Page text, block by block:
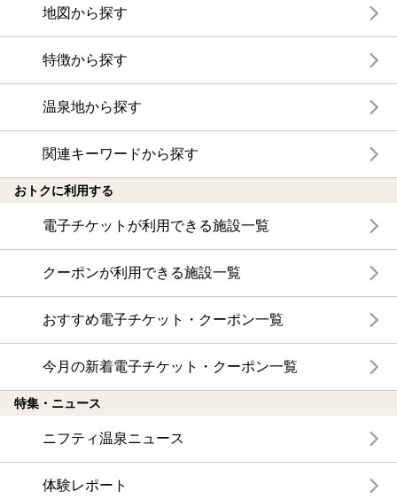
地図から探す
特徴から探す
温泉地から探す
関連キーワードから探す
おトクに利用する
電子チケットが利用できる施設一覧
クーポンが利用できる施設一覧
おすすめ電子チケット・クーポン一覧
今月の新着電子チケット・クーポン一覧
特集・ニュース
ニフティ温泉ニュース
体験レポート